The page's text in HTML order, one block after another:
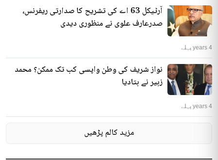
آرٹیکل 63 اے کی تشریح کا صدارتی ریفرنس،
صدرعارف علوی نے منظوری دیدی
4 years پہلے
نواز شریف کی وطن واپسی کب تک ممکن؟ محمد
زبیر نے بتادیا
4 years پہلے
مزید کالم پڑھیں